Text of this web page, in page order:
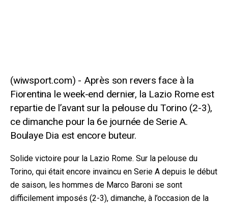
Après son revers face à la
Fiorentina le week-end dernier, la Lazio Rome est
repartie de l’avant sur la pelouse du Torino (2-3),
ce dimanche pour la 6e journée de Serie A.
Boulaye Dia est encore buteur.
Solide victoire pour la Lazio Rome. Sur la pelouse du
Torino, qui était encore invaincu en Serie A depuis le début
de saison, les hommes de Marco Baroni se sont
difficilement imposés (2-3), dimanche, à l’occasion de la